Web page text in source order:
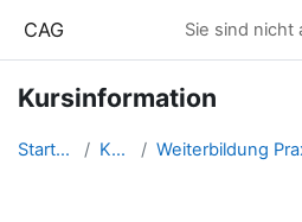
CAG Sie sind nicht
Kursinformation
Startseite Kurse